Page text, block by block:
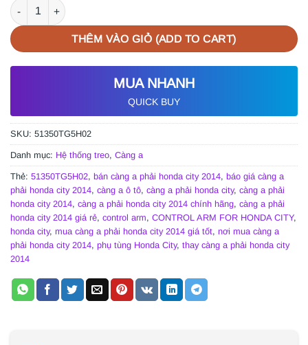
CÀNG A PHẢI HONDA CITY 2014 | 51350TG5H02 số lượng
THÊM VÀO GIỎ (ADD TO CART)
MUA NHANH
QUICK BUY
SKU: 51350TG5H02
Danh mục: Hệ thống treo, Càng a
Thẻ: 51350TG5H02, bán càng a phải honda city 2014, báo giá càng a
phải honda city 2014, càng a ô tô, càng a phải honda city, càng a phải
honda city 2014, càng a phải honda city 2014 chính hãng, càng a phải
honda city 2014 giá rẻ, control arm, CONTROL ARM FOR HONDA CITY,
honda city, mua càng a phải honda city 2014 giá tốt, nơi mua càng a
phải honda city 2014, phụ tùng Honda City, thay càng a phải honda city
2014